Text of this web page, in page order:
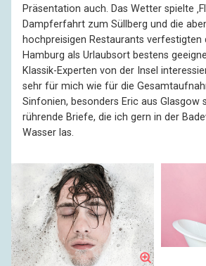
Präsentation auch. Das Wetter spielte
Dampferfahrt zum Süllberg und die
hochpreisigen Restaurants verfestigten
Hamburg als Urlaubsort bestens
Klassik-Experten von der Insel
sehr für mich wie für die
Sinfonien, besonders Eric aus Glasgow
rührende Briefe, die ich gern in der
Wasser las.